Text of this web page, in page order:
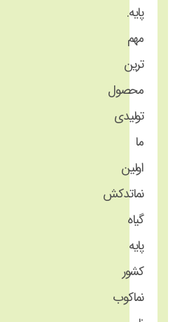
پایه.
مهم
ترین
محصول
تولیدی
ما
اولین
نماتدکش
گیاه
پایه
کشور
نماکوب